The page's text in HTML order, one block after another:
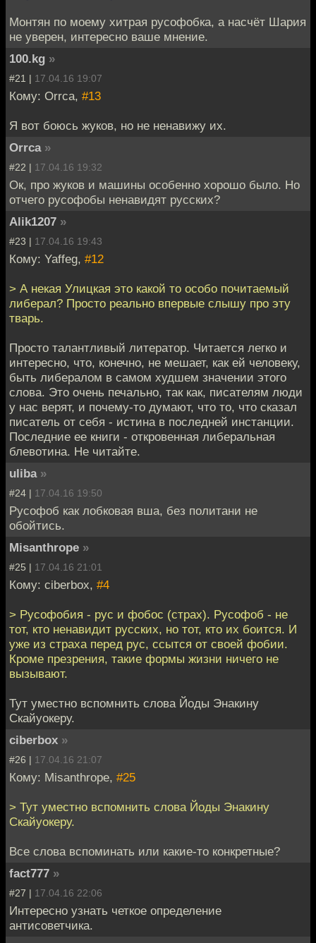
Монтян по моему хитрая русофобка, а насчёт Шария
не уверен, интересно ваше мнение.
100.kg »
#21 | 17.04.16 19:07
Кому: Orrca, #13
Я вот боюсь жуков, но не ненавижу их.
Orrca »
#22 | 17.04.16 19:32
Ок, про жуков и машины особенно хорошо было. Но
отчего русофобы ненавидят русских?
Alik1207 »
#23 | 17.04.16 19:43
Кому: Yaffeg, #12
> А некая Улицкая это какой то особо почитаемый
либерал? Просто реально впервые слышу про эту
тварь.
Просто талантливый литератор. Читается легко и
интересно, что, конечно, не мешает, как ей человеку,
быть либералом в самом худшем значении этого
слова. Это очень печально, так как, писателям люди
у нас верят, и почему-то думают, что то, что сказал
писатель от себя - истина в последней инстанции.
Последние ее книги - откровенная либеральная
блевотина. Не читайте.
uliba »
#24 | 17.04.16 19:50
Русофоб как лобковая вша, без политани не
обойтись.
Misanthrope »
#25 | 17.04.16 21:01
Кому: ciberbox, #4
> Русофобия - рус и фобос (страх). Русофоб - не
тот, кто ненавидит русских, но тот, кто их боится. И
уже из страха перед рус, ссытся от своей фобии.
Кроме презрения, такие формы жизни ничего не
вызывают.
Тут уместно вспомнить слова Йоды Энакину
Скайуокеру.
ciberbox »
#26 | 17.04.16 21:07
Кому: Misanthrope, #25
> Тут уместно вспомнить слова Йоды Энакину
Скайуокеру.
Все слова вспоминать или какие-то конкретные?
fact777 »
#27 | 17.04.16 22:06
Интересно узнать четкое определение
антисоветчика.